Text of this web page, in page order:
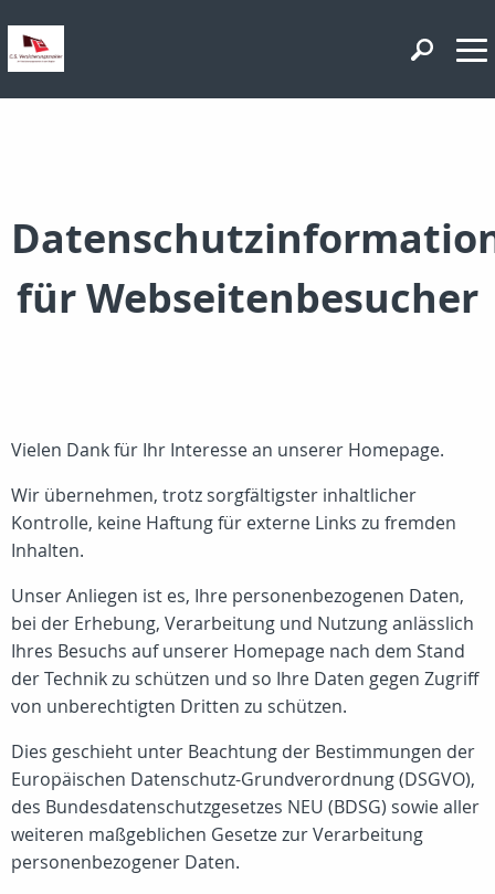
für Webseitenbesucher
Vielen Dank für Ihr Interesse an unserer Homepage.
Wir übernehmen, trotz sorgfältigster inhaltlicher
Kontrolle, keine Haftung für externe Links zu fremden
Inhalten.
Unser Anliegen ist es, Ihre personenbezogenen Daten,
bei der Erhebung, Verarbeitung und Nutzung anlässlich
Ihres Besuchs auf unserer Homepage nach dem Stand
der Technik zu schützen und so Ihre Daten gegen Zugriff
von unberechtigten Dritten zu schützen.
Dies geschieht unter Beachtung der Bestimmungen der
Europäischen Datenschutz-Grundverordnung (DSGVO),
des Bundesdatenschutzgesetzes NEU (BDSG) sowie aller
weiteren maßgeblichen Gesetze zur Verarbeitung
personenbezogener Daten.